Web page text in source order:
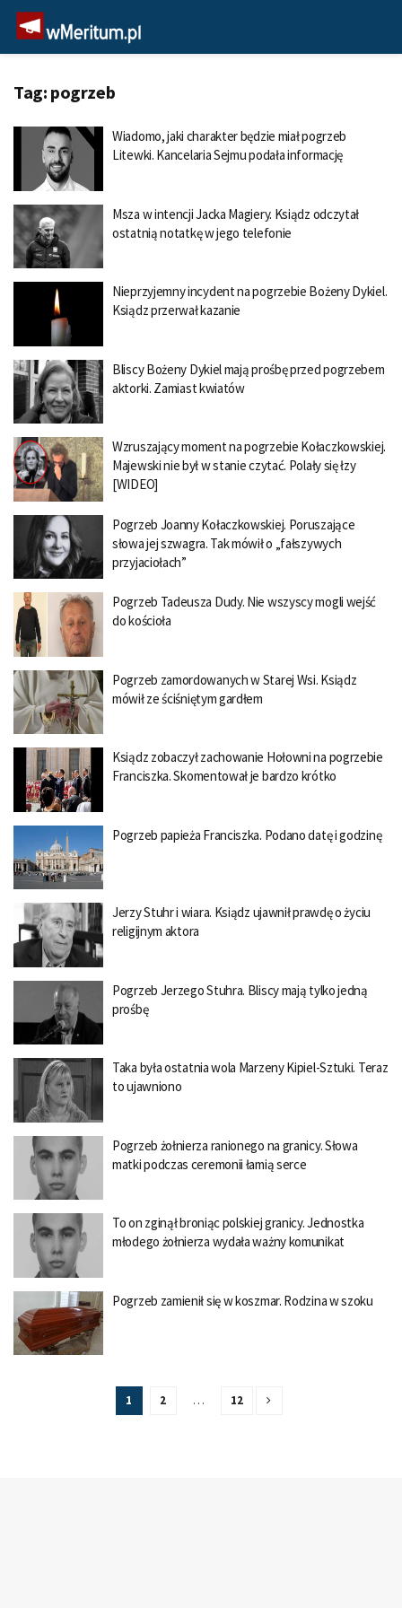
Tag: pogrzeb
Wiadomo, jaki charakter będzie miał pogrzeb
Litewki. Kancelaria Sejmu podała informację
Msza w intencji Jacka Magiery. Ksiądz odczytał
ostatnią notatkę w jego telefonie
Nieprzyjemny incydent na pogrzebie Bożeny Dykiel.
Ksiądz przerwał kazanie
Bliscy Bożeny Dykiel mają prośbę przed pogrzebem
aktorki. Zamiast kwiatów
Wzruszający moment na pogrzebie Kołaczkowskiej.
Majewski nie był w stanie czytać. Polały się łzy
[WIDEO]
Pogrzeb Joanny Kołaczkowskiej. Poruszające
słowa jej szwagra. Tak mówił o „fałszywych
przyjaciołach”
Pogrzeb Tadeusza Dudy. Nie wszyscy mogli wejść
do kościoła
Pogrzeb zamordowanych w Starej Wsi. Ksiądz
mówił ze ściśniętym gardłem
Ksiądz zobaczył zachowanie Hołowni na pogrzebie
Franciszka. Skomentował je bardzo krótko
Pogrzeb papieża Franciszka. Podano datę i godzinę
Jerzy Stuhr i wiara. Ksiądz ujawnił prawdę o życiu
religijnym aktora
Pogrzeb Jerzego Stuhra. Bliscy mają tylko jedną
prośbę
Taka była ostatnia wola Marzeny Kipiel-Sztuki. Teraz
to ujawniono
Pogrzeb żołnierza ranionego na granicy. Słowa
matki podczas ceremonii łamią serce
To on zginął broniąc polskiej granicy. Jednostka
młodego żołnierza wydała ważny komunikat
Pogrzeb zamienił się w koszmar. Rodzina w szoku
1 2 … 12